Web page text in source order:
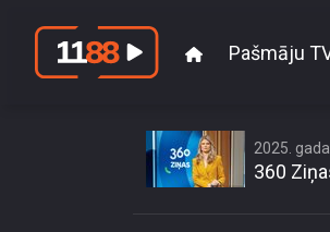
Pašmāju
2025.
360